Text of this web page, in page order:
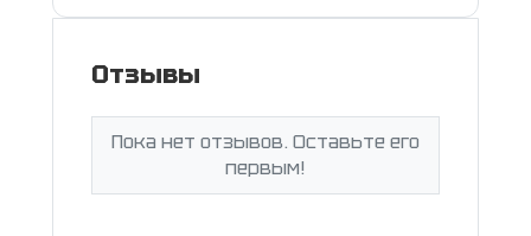
Отзывы
Пока нет отзывов. Оставьте его
первым!